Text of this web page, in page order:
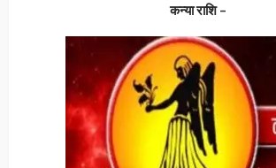
कन्या राशि –